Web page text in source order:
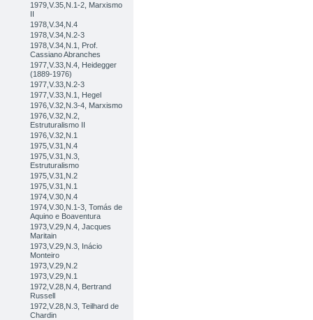
1979,V.35,N.1-2, Marxismo
II
1978,V.34,N.4
1978,V.34,N.2-3
1978,V.34,N.1, Prof.
Cassiano Abranches
1977,V.33,N.4, Heidegger
(1889-1976)
1977,V.33,N.2-3
1977,V.33,N.1, Hegel
1976,V.32,N.3-4, Marxismo
1976,V.32,N.2,
Estruturalismo II
1976,V.32,N.1
1975,V.31,N.4
1975,V.31,N.3,
Estruturalismo
1975,V.31,N.2
1975,V.31,N.1
1974,V.30,N.4
1974,V.30,N.1-3, Tomás de
Aquino e Boaventura
1973,V.29,N.4, Jacques
Maritain
1973,V.29,N.3, Inácio
Monteiro
1973,V.29,N.2
1973,V.29,N.1
1972,V.28,N.4, Bertrand
Russell
1972,V.28,N.3, Teilhard de
Chardin